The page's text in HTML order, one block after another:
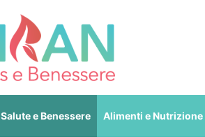
Salute e Benessere Alimenti e Nutrizione